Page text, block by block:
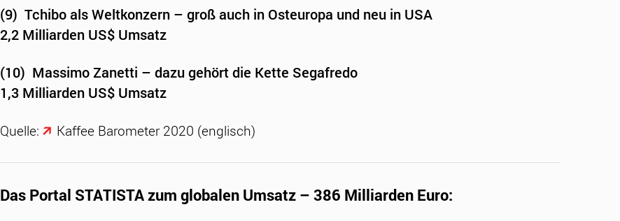
(9) Tchibo als Weltkonzern – groß auch in Osteuropa und neu in USA
2,2 Milliarden US$ Umsatz
(10) Massimo Zanetti – dazu gehört die Kette Segafredo
1,3 Milliarden US$ Umsatz
Quelle: Kaffee Barometer 2020 (englisch)
Das Portal STATISTA zum globalen Umsatz – 386 Milliarden Euro: